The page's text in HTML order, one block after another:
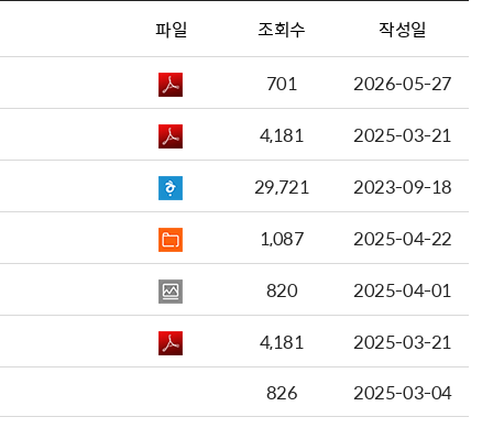
파일 조회수 작성일
701
2026-05-27
4,181
2025-03-21
29,721
2023-09-18
1,087
2025-04-22
820
2025-04-01
4,181
2025-03-21
826
2025-03-04